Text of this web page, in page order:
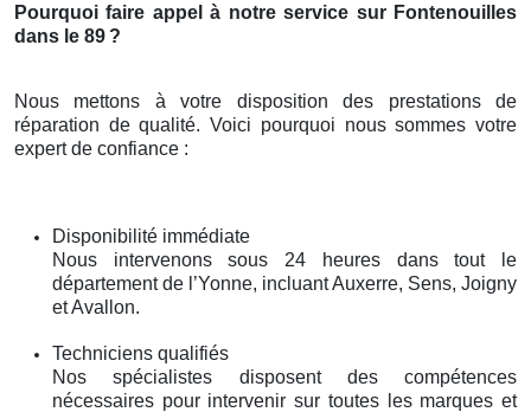
Pourquoi faire appel à notre service sur Fontenouilles
dans le 89 ?
Nous mettons à votre disposition des prestations de
réparation de qualité. Voici pourquoi nous sommes votre
expert de confiance :
Disponibilité immédiate
Nous intervenons sous 24 heures dans tout le
département de l’Yonne, incluant Auxerre, Sens, Joigny
et Avallon.
Techniciens qualifiés
Nos spécialistes disposent des compétences
nécessaires pour intervenir sur toutes les marques et